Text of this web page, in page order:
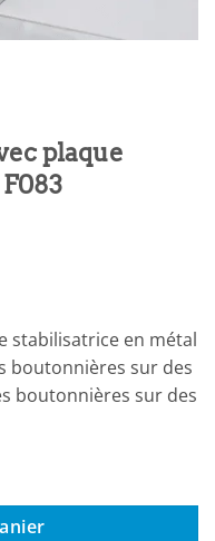
plaque
stabilisatrice en métal
boutonnières sur des
boutonnières sur des
plaque stabilisatrice en